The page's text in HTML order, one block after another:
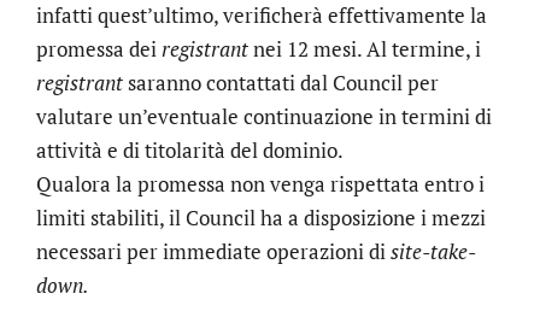
infatti quest’ultimo, verificherà effettivamente la
promessa deiregistrantnei 12 mesi. Al termine, i
registrantsaranno contattati dal Council per
valutare un’eventuale continuazione in termini di
attività e di titolarità del dominio.
Qualora la promessa non venga rispettata entro i
limiti stabiliti, il Council ha a disposizione i mezzi
necessari per immediate operazioni disite-take-
down.